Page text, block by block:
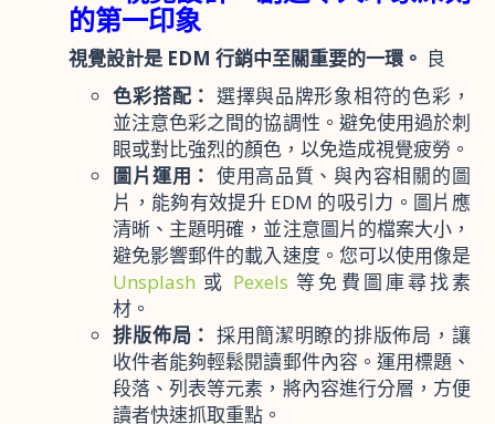
的第一印象
視覺設計是 EDM 行銷中至關重要的一環。 良
色彩搭配： 選擇與品牌形象相符的色彩，
並注意色彩之間的協調性。避免使用過於刺
眼或對比強烈的顏色，以免造成視覺疲勞。
圖片運用： 使用高品質、與內容相關的圖
片，能夠有效提升 EDM 的吸引力。圖片應
清晰、主題明確，並注意圖片的檔案大小，
避免影響郵件的載入速度。您可以使用像是
Unsplash 或 Pexels 等免費圖庫尋找素
材。
排版佈局： 採用簡潔明瞭的排版佈局，讓
收件者能夠輕鬆閱讀郵件內容。運用標題、
段落、列表等元素，將內容進行分層，方便
讀者快速抓取重點。